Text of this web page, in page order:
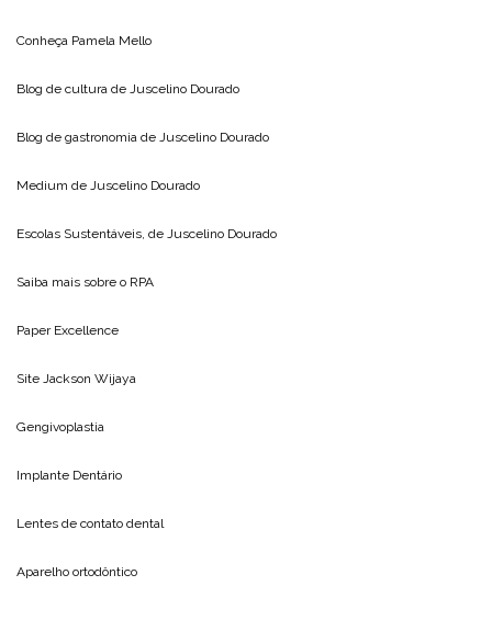
Conheça Pamela Mello
Blog de cultura de Juscelino Dourado
Blog de gastronomia de Juscelino Dourado
Medium de Juscelino Dourado
Escolas Sustentáveis, de Juscelino Dourado
Saiba mais sobre o RPA
Paper Excellence
Site Jackson Wijaya
Gengivoplastia
Implante Dentário
Lentes de contato dental
Aparelho ortodôntico